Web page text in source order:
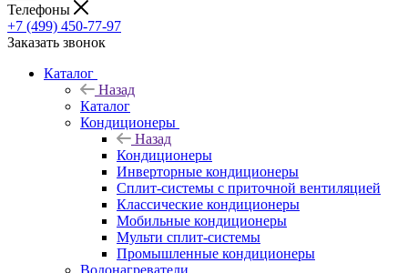
Телефоны
+7 (499) 450-77-97
Заказать звонок
Каталог
Назад
Каталог
Кондиционеры
Назад
Кондиционеры
Инверторные кондиционеры
Сплит-системы с приточной вентиляцией
Классические кондиционеры
Мобильные кондиционеры
Мульти сплит-системы
Промышленные кондиционеры
Водонагреватели